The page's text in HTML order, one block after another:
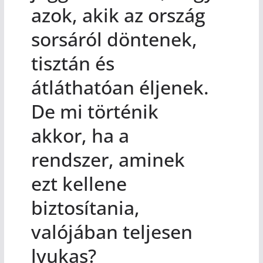
azok, akik az ország
sorsáról döntenek,
tisztán és
átláthatóan éljenek.
De mi történik
akkor, ha a
rendszer, aminek
ezt kellene
biztosítania,
valójában teljesen
lyukas?